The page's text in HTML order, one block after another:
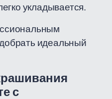
укладывается.
идеальный
с